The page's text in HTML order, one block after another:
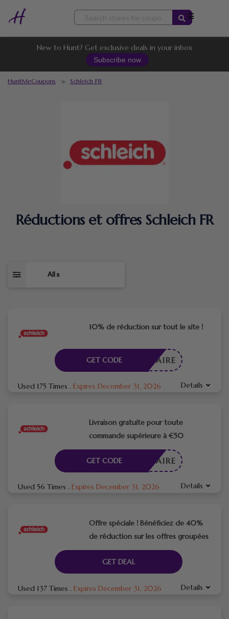
Skip
content
New to Hunt? Get exclusive deals in your inbox
Subscribe now
HuntMeCoupons > Schleich FR
Réductions et offres Schleich FR
All 8
10% de réduction sur tout le site !
CESSAIRE
GET CODE
Used 175 Times . Expires December 31, 2026 Details
Livraison gratuite pour toute
commande supérieure à €50
CESSAIRE
GET CODE
Used 56 Times . Expires December 31, 2026 Details
Offre spéciale ! Bénéficiez de 40%
de réduction sur les offres groupées
GET DEAL
Used 137 Times . Expires December 31, 2026 Details